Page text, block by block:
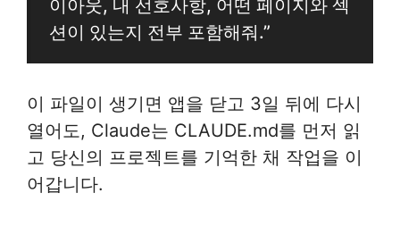
이아웃, 내 선호사항, 어떤 페이지와 섹
션이 있는지 전부 포함해줘.”
이 파일이 생기면 앱을 닫고 3일 뒤에 다시
열어도, Claude는 CLAUDE.md를 먼저 읽
고 당신의 프로젝트를 기억한 채 작업을 이
어갑니다.